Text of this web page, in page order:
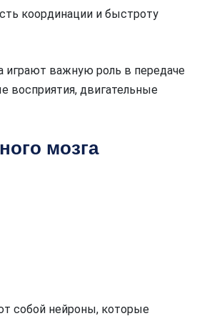
координации и быстроту
играют важную роль в передаче
восприятия, двигательные
мозга
собой нейроны, которые